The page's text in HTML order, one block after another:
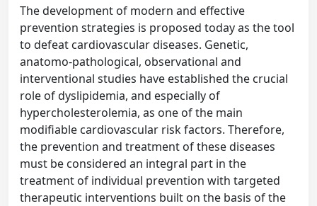
The development of modern and effective
prevention strategies is proposed today as the tool
to defeat cardiovascular diseases. Genetic,
anatomo-pathological, observational and
interventional studies have established the crucial
role of dyslipidemia, and especially of
hypercholesterolemia, as one of the main
modifiable cardiovascular risk factors. Therefore,
the prevention and treatment of these diseases
must be considered an integral part in the
treatment of individual prevention with targeted
therapeutic interventions built on the basis of the